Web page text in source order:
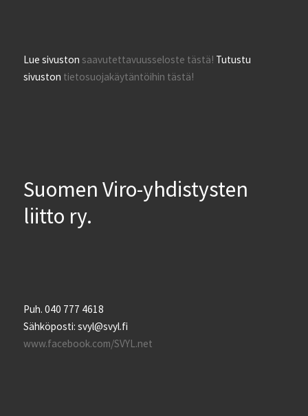
Lue sivustonsaavutettavuusseloste tästä! Tutustu
sivuston tietosuojakäytäntöihin tästä!
Suomen Viro-yhdistysten
liitto ry.
Puh. 040 777 4618
Sähköposti: svyl@svyl.fi
www.facebook.com/SVYL.net